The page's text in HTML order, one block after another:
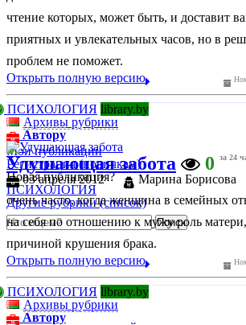
чтение которых, может быть, и доставит
приятных и увлекательных часов, но в
проблем не поможет.
Открыть полную версию
ПСИХОЛОГИЯ library.by
Архивы рубрики
Автору
Мои публикации
Регистрация (новичкам)
Новая публикация?
ПСИХОЛОГИЯ
Другие рубрики (список)
Удушающая забота 0 за 24
03 апреля 2012
Марина Борисова
очень часто, когда женщина в семейных
на себя по отношению к мужу роль матери,
причиной крушения брака.
Открыть полную версию
ПСИХОЛОГИЯ library.by
Архивы рубрики
Автору